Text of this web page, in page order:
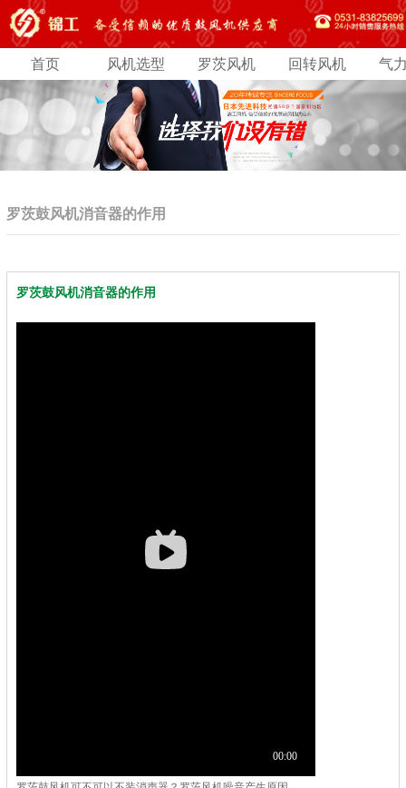
首页 风机选型 罗茨风机 回转风机 气
罗茨鼓风机消音器的作用
罗茨鼓风机消音器的作用